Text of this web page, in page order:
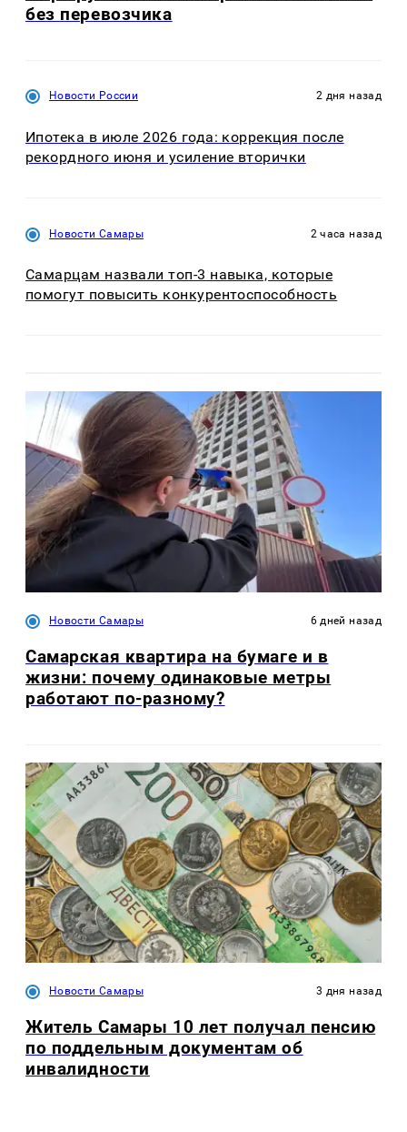
без перевозчика
Новости России 2 дня назад
Ипотека в июле 2026 года: коррекция после
рекордного июня и усиление вторички
Новости Самары 2 часа назад
Самарцам назвали топ-3 навыка, которые
помогут повысить конкурентоспособность
Новости Самары 6 дней назад
Самарская квартира на бумаге и в
жизни: почему одинаковые метры
работают по-разному?
Новости Самары 3 дня назад
Житель Самары 10 лет получал пенсию
по поддельным документам об
инвалидности